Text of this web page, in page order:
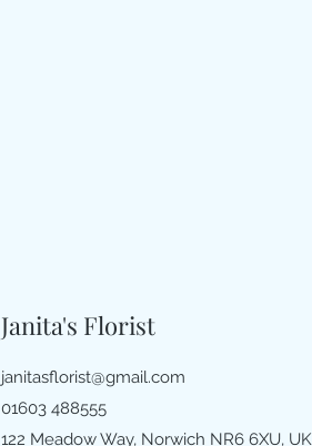
Janita's Florist
janitasflorist@gmail.com
01603 488555
122 Meadow Way, Norwich NR6 6XU, UK